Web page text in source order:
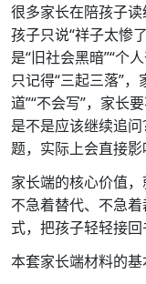
很多家长在陪孩子读
孩子只说“祥子太惨
是“旧社会黑暗”“个
只记得“三起三落”
道”“不会写”，家长
是不是应该继续追
题，实际上会直接影
家长端的核心价值，
不急着替代、不急
式，把孩子轻轻接回
本套家长端材料的基